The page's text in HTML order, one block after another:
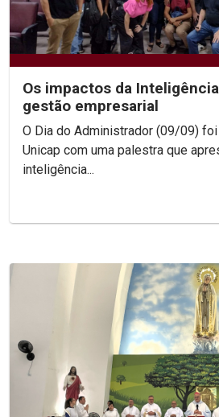
Os impactos da
gestão empresarial
O Dia do Administrador (09/09)
Unicap com uma palestra que
inteligência...